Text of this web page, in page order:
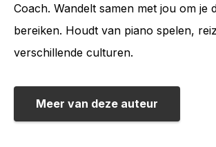
Coach. Wandelt samen met jou om je
bereiken. Houdt van piano spelen,
verschillende culturen.
Meer van deze auteur